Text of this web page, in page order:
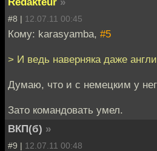
#8 | 12.07.11 00:45
Кому: karasyamba, #5
> И ведь наверняка даже
Думаю, что и с немецким у
Зато командовать умел.
ВКП(б) »
#9 | 12.07.11 00:48